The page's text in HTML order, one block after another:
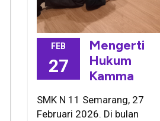
FEB
27
Mengerti
Hukum
Kamma
SMK N 11 Semarang, 27
Februari 2026. Di bulan